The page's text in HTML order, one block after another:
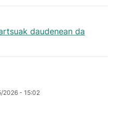
daudenean da
2026 - 15:02